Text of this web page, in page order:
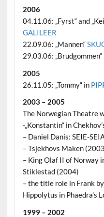
2006
04.11.06: „Fyrst“ and
GALILEER
22.09.06: „Mannen“
29.03.06: „Brudgommen“
2005
26.11.05: „Tommy“ in
2003 – 2005
The Norwegian Theatre
-„Konstantin“ in
– Daniel Danis: SEIE-​
– Tsjekhovs Maken
– King Olaf II of Norway
Stiklestad (2004)
– the title role in Frank
Hippolytus in Phaedra’s
1999 – 2002